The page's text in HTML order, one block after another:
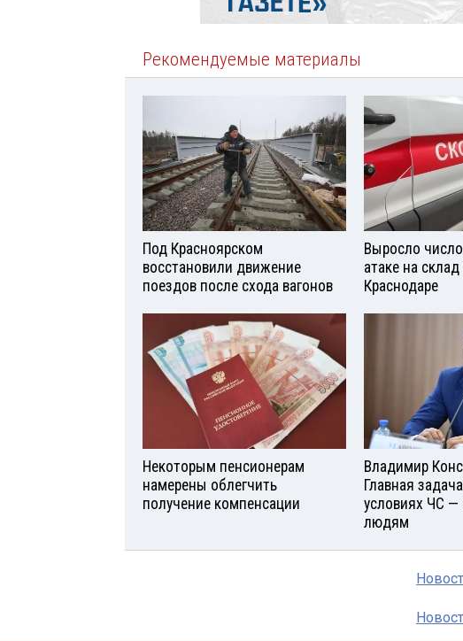
Рекомендуемые материалы
Под Красноярском
восстановили движение
поездов после схода вагонов
Выросло
атаке на
Краснодаре
Некоторым пенсионерам
намерены облегчить
получение компенсации
Владимир
Главная
условиях ЧС
людям